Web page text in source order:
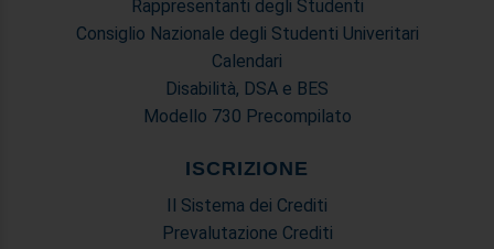
Rappresentanti degli Studenti
Consiglio Nazionale degli Studenti Univeritari
Calendari
Disabilità, DSA e BES
Modello 730 Precompilato
ISCRIZIONE
Il Sistema dei Crediti
Prevalutazione Crediti